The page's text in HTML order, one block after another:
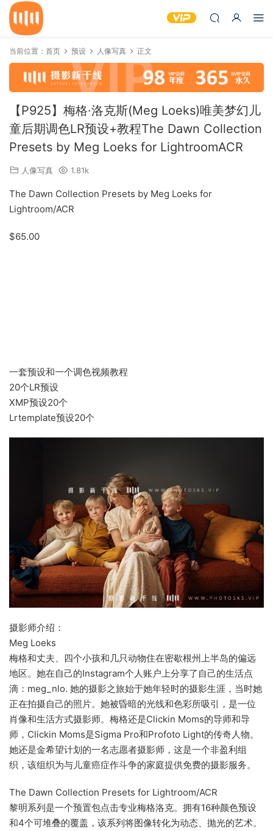
当前位置： 首页 预设 人像写真 正文
【P925】梅格·洛克斯(Meg Loeks)唯美梦幻儿
童后期调色LR预设+教程The Dawn Collection
Presets by Meg Loeks for LightroomACR
人像写真 1.81k
The Dawn Collection Presets by Meg Loeks for
Lightroom/ACR
$65.00
一套预设和一个调色视频教程
20个LR预设
XMP预设20个
Lrtemplate预设20个
摄影师介绍：
Meg Loeks
梅格和丈夫、四个小孩和几只动物住在密歇根州上半岛的偏远
地区。她在自己的Instagram个人账户上分享了自己的生活点
滴：meg_nlo. 她的摄影之旅始于她年轻时的摄影生涯，当时她
正在拍摄自己的照片。她被昏暗的光线和色彩所吸引，是一位
肖像和生活方式摄影师。梅格还是Clickin Moms的导师和导
师，Clickin Moms是Sigma Pro和Profoto Light的传奇人物。
她还是金希望计划的一名志愿者摄影师，这是一个非盈利组
织，该组织为与儿童癌症作斗争的家庭提供免费的摄影服务。
The Dawn Collection Presets for Lightroom/ACR
黎明系列是一个预置包点击专业梅格洛克。拥有16种颜色预设
和4个可堆叠的覆盖，该系列将图像转化为动态、抛光的艺术。